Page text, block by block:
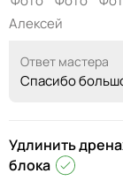
Алексей
Ответ мастера
Спасибо
Удлинить
блока